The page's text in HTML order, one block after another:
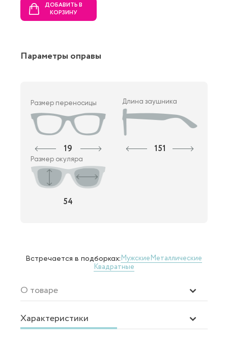
ДОБАВИТЬ В
КОРЗИНУ
Параметры оправы
Размер переносицы
19
Длина заушника
151
Размер окуляра
54
Встречается в подборках:МужскиеМеталлические
Квадратные
О товаре
Характеристики